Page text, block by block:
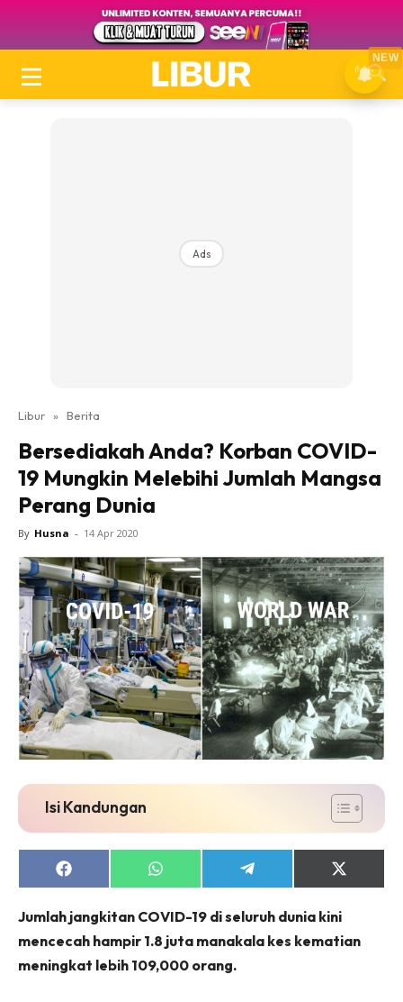
Ads
Libur » Berita
Bersediakah Anda? Korban COVID-
19 Mungkin Melebihi Jumlah Mangsa
Perang Dunia
By Husna - 14 Apr 2020
Isi Kandungan
Share
on
Share
on
Share
on
Share
on
(Twitter)
Jumlah jangkitan COVID-19 di seluruh dunia kini
mencecah hampir 1.8 juta manakala kes kematian
meningkat lebih 109,000 orang.
NEW